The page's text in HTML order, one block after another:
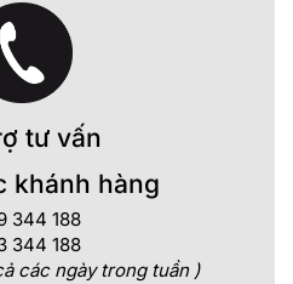
tư vấn
khánh hàng
344 188
344 188
các ngày trong tuần )